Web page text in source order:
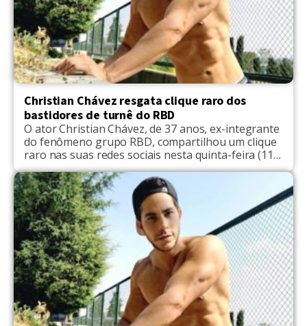
Christian Chávez resgata clique raro dos
bastidores de turnê do RBD
O ator Christian Chávez, de 37 anos, ex-integrante
do fenômeno grupo RBD, compartilhou um clique
raro nas suas redes sociais nesta quinta-feira (11).
Para celebrar o dia da semana, o famoso #TBT do
Instagram, o ator mexicano publicou um momento
inesquecível de sua carreira com o grupo. No perfil
na web, o ator que interpretava […]